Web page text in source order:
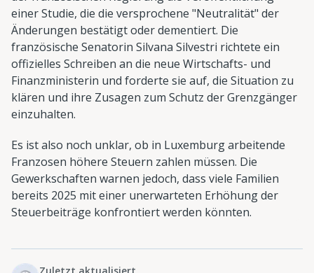
einer Studie, die die versprochene "Neutralität" der
Änderungen bestätigt oder dementiert. Die
französische Senatorin Silvana Silvestri richtete ein
offizielles Schreiben an die neue Wirtschafts- und
Finanzministerin und forderte sie auf, die Situation zu
klären und ihre Zusagen zum Schutz der Grenzgänger
einzuhalten.
Es ist also noch unklar, ob in Luxemburg arbeitende
Franzosen höhere Steuern zahlen müssen. Die
Gewerkschaften warnen jedoch, dass viele Familien
bereits 2025 mit einer unerwarteten Erhöhung der
Steuerbeiträge konfrontiert werden könnten.
Zuletzt aktualisiert